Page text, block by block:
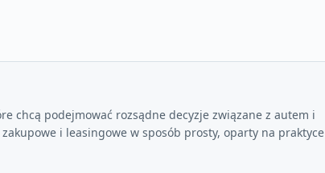
chcą podejmować rozsądne decyzje związane z autem i
i leasingowe w sposób prosty, oparty na praktyce